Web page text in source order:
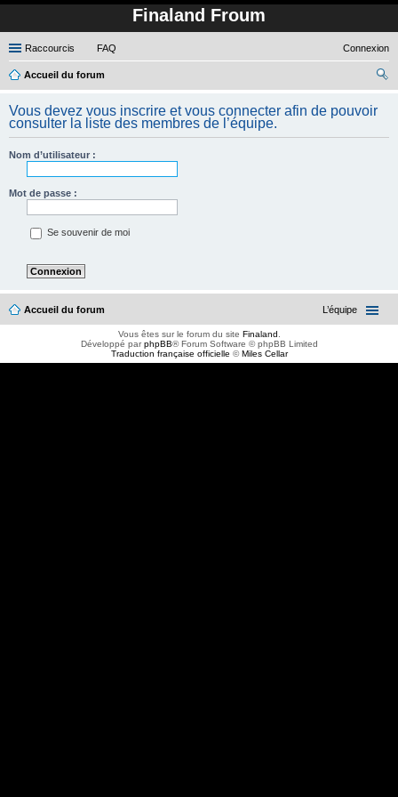
Finaland Froum
Raccourcis FAQ Connexion
Accueil du forum
her
ch
Vous devez vous inscrire et vous connecter afin de pouvoir
consulter la liste des membres de l’équipe.
Nom d’utilisateur :
Mot de passe :
Se souvenir de moi
Accueil du forum L’équipe
Vous êtes sur le forum du site Finaland
Développé parphpBB® Forum Software © phpBB Limited
Traduction française officielle ©Miles Cellar